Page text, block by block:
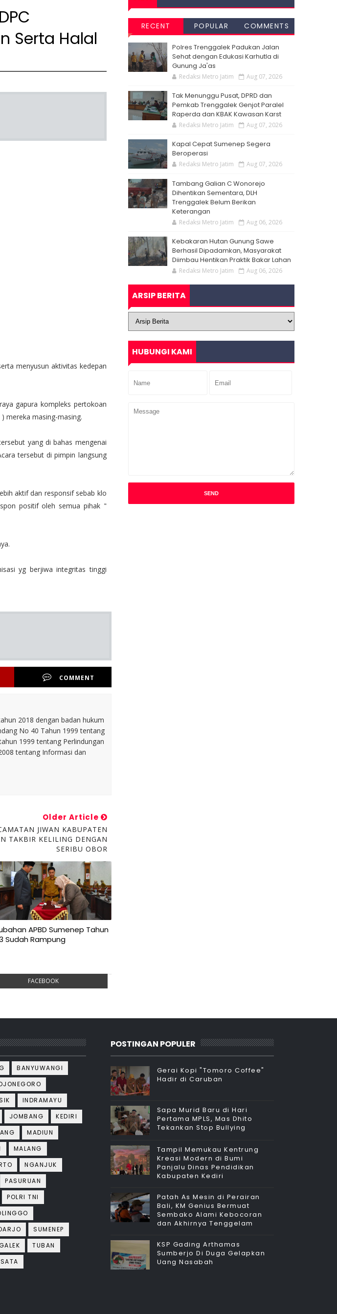
Serta Halal
menyusun aktivitas kedepan
gapura kompleks pertokoan
mereka masing-masing.
yang di bahas mengenai
tersebut di pimpin langsung
aktif dan responsif sebab klo
positif oleh semua pihak "
yg berjiwa integritas tinggi
COMMENT
2018 dengan badan hukum
No 40 Tahun 1999 tentang
1999 tentang Perlindungan
tentang Informasi dan
Older Article
JIWAN KABUPATEN
TAKBIR KELILING DENGAN
SERIBU OBOR
APBD Sumenep Tahun
Sudah Rampung
FACEBOOK
RECENT POPULAR COMMENTS
Polres Trenggalek Padukan Jalan
Sehat dengan Edukasi Karhutla di
Gunung Ja'as
Redaksi Metro Jatim Aug 07, 2026
Tak Menunggu Pusat, DPRD dan
Pemkab Trenggalek Genjot Paralel
Raperda dan KBAK Kawasan Karst
Redaksi Metro Jatim Aug 07, 2026
Kapal Cepat Sumenep Segera
Beroperasi
Redaksi Metro Jatim Aug 07, 2026
Tambang Galian C Wonorejo
Dihentikan Sementara, DLH
Trenggalek Belum Berikan
Keterangan
Redaksi Metro Jatim Aug 06, 2026
Kebakaran Hutan Gunung Sawe
Berhasil Dipadamkan, Masyarakat
Diimbau Hentikan Praktik Bakar Lahan
Redaksi Metro Jatim Aug 06, 2026
ARSIP BERITA
HUBUNGI KAMI
BANYUWANGI
INDRAMAYU
JOMBANG
KEDIRI
MADIUN
MALANG
NGANJUK
PASURUAN
POLRI TNI
SUMENEP
TUBAN
POSTINGAN POPULER
Gerai Kopi "Tomoro Coffee"
Hadir di Caruban
Sapa Murid Baru di Hari
Pertama MPLS, Mas Dhito
Tekankan Stop Bullying
Tampil Memukau Kentrung
Kreasi Modern di Bumi
Panjalu Dinas Pendidikan
Kabupaten Kediri
Patah As Mesin di Perairan
Bali, KM Genius Bermuat
Sembako Alami Kebocoran
dan Akhirnya Tenggelam
KSP Gading Arthamas
Sumberjo Di Duga Gelapkan
Uang Nasabah